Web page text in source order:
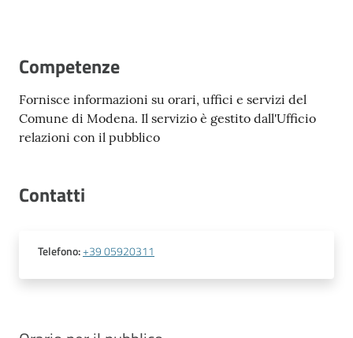
Argomenti
Seguici
Competenze
Fornisce informazioni su orari, uffici e servizi del
Comune di Modena. Il servizio è gestito dall'Ufficio
relazioni con il pubblico
Contatti
Telefono:+39 05920311